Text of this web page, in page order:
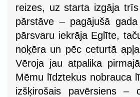
reizes, uz starta izgāja
pārstāve – pagājušā
pārsvaru iekrāja Eglīte,
noķēra un pēc ceturtā
Vēroja jau atpalika
Mēmu līdztekus nobrauca
izšķirošais pavērsiens –